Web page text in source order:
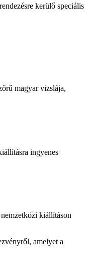
kerülő speciális
magyar vizslája,
ingyenes
kiállításon
amelyet a